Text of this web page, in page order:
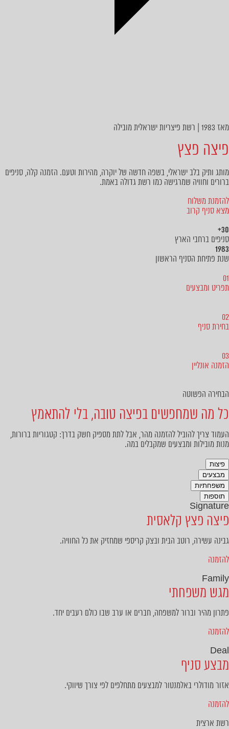
מאז 1983 | רשת פיצריות ישראלית מובילה
פיצה פצץ
מותג ותיק בלב ישראלי, בשפה חדשה של יוקרה, מהירות וטעם. הזמנה קלה, סניפים
ברורים וחוויה שמרגישה כמו רשת גדולה באמת.
להזמנת משלוח
מצא סניף קרוב
30+
סניפים ברחבי הארץ
1983
שנת פתיחת הסניף הראשון
01
תפריט ומבצעים
02
בחירת סניף
03
הזמנה אונליין
הבחירה הפשוטה
כל מה שמחפשים בפיצה טובה, בלי להתאמץ
העמוד צריך להוביל להזמנה מהר, אבל לתת מספיק חשק בדרך: קטגוריות ברורות,
מנות מובילות ומבצעים שמקבלים במה.
פיצות
מבצעים
משפחתיות
תוספות
Signature
פיצה פצץ קלאסית
גבינה עשירה, רוטב הבית ובצק קריספי שמחזיק את כל החוויה.
להזמנה
Family
מגש משפחתי
פתרון מהיר וברור למשפחה, חברים או ערב שבו כולם רעבים יחד.
להזמנה
Deal
מבצע סניף
אזור מודולרי באלמנטור למבצעים מתחלפים לפי צורך שיווקי.
להזמנה
רשת ארצית